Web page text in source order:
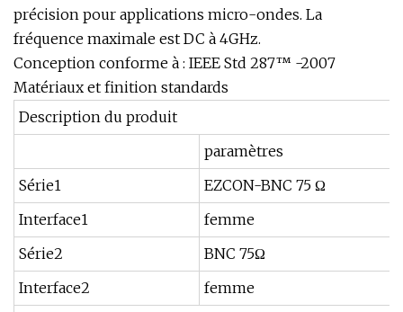
précision pour applications micro-ondes. La
fréquence maximale est DC à 4GHz.
Conception conforme à : IEEE Std 287™ -2007
Matériaux et finition standards
Description du produit
paramètres
Série1
EZCON-BNC 75 Ω
Interface1
femme
Série2
BNC 75Ω
Interface2
femme